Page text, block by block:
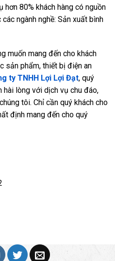
80% khách hàng có nguồn
ngành nghề: Sản xuất bình
muốn mang đến cho khách
sản phẩm, thiết bị điện an
ty TNHH Lợi Lợi Đạt, quý
hài lòng với dịch vụ chu đáo,
tôi. Chỉ cần quý khách cho
định mang đến cho quý